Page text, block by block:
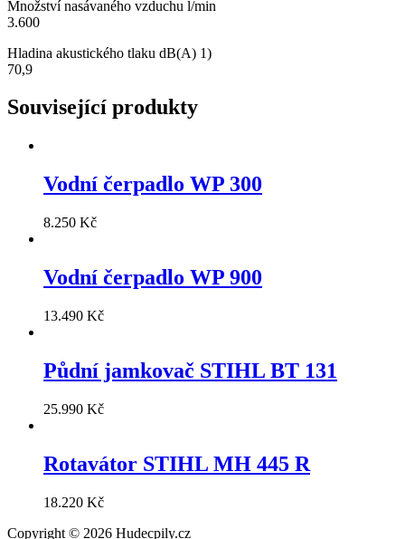
Množství nasávaného vzduchu l/min
3.600
Hladina akustického tlaku dB(A) 1)
70,9
Související produkty
Vodní čerpadlo WP 300
8.250 Kč
Vodní čerpadlo WP 900
13.490 Kč
Půdní jamkovač STIHL BT 131
25.990 Kč
Rotavátor STIHL MH 445 R
18.220 Kč
Copyright © 2026 Hudecpily.cz